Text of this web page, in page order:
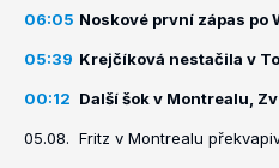
06:05 Noskové první zápas po
05:39 Krejčíková nestačila v
00:12 Další šok v Montrealu,
05.08. Fritz v Montrealu